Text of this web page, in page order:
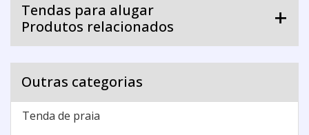
Tendas para alugar
Produtos relacionados
Outras categorias
Tenda de praia